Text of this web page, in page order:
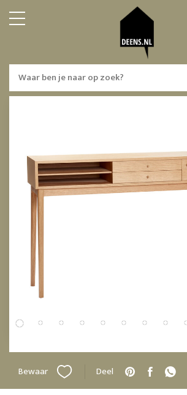
Bewaar Deel